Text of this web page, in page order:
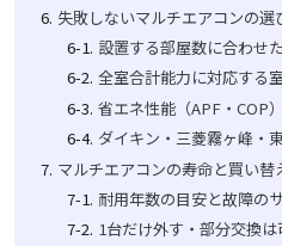
失敗しないマルチエアコンの選
設置する部屋数に合わせ
全室合計能力に対応する
省エネ性能（APF・COP
ダイキン・三菱霧ヶ峰・
マルチエアコンの寿命と買い
耐用年数の目安と故障の
1台だけ外す・部分交換は